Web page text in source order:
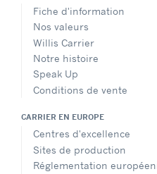
Fiche d'information
Nos valeurs
Willis Carrier
Notre histoire
Speak Up
Conditions de vente
CARRIER EN EUROPE
Centres d'excellence
Sites de production
Réglementation